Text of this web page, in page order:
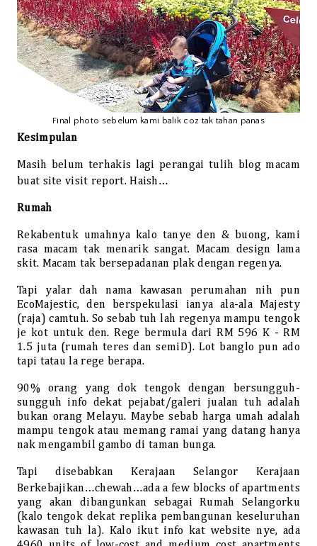
Final photo sebelum kami balik coz tak tahan panas
Kesimpulan
Masih belum terhakis lagi perangai tulih blog macam
buat site visit report. Haish…
Rumah
Rekabentuk umahnya kalo tanye den & buong, kami
rasa macam tak menarik sangat. Macam design lama
skit. Macam tak bersepadanan plak dengan regenya.
Tapi yalar dah nama kawasan perumahan nih pun
EcoMajestic, den berspekulasi ianya ala-ala Majesty
(raja) camtuh. So sebab tuh lah regenya mampu tengok
je kot untuk den. Rege bermula dari RM 596 K - RM
1.5 juta (rumah teres dan semiD). Lot banglo pun ado
tapi tatau la rege berapa.
90% orang yang dok tengok dengan bersungguh-
sungguh info dekat pejabat/galeri jualan tuh adalah
bukan orang Melayu. Maybe sebab harga umah adalah
mampu tengok atau memang ramai yang datang hanya
nak mengambil gambo di taman bunga.
Tapi disebabkan Kerajaan Selangor Kerajaan
Berkebajikan…chewah…ada a few blocks of apartments
yang akan dibangunkan sebagai Rumah Selangorku
(kalo tengok dekat replika pembangunan keseluruhan
kawasan tuh la). Kalo ikut info kat website nye, ada